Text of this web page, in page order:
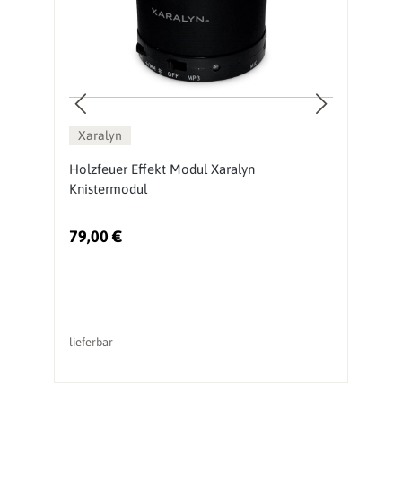
Xaralyn
Holzfeuer Effekt Modul Xaralyn
Knistermodul
79,00 €
lieferbar